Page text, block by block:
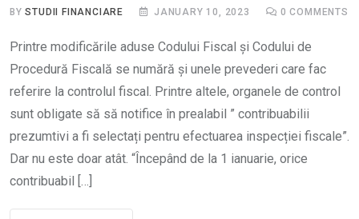
BYSTUDII FINANCIARE JANUARY 10, 2023 0 COMMENTS
Printre modificările aduse Codului Fiscal și Codului de
Procedură Fiscală se numără și unele prevederi care fac
referire la controlul fiscal. Printre altele, organele de control
sunt obligate să să notifice în prealabil ” contribuabilii
prezumtivi a fi selectați pentru efectuarea inspecției fiscale”.
Dar nu este doar atât. “Începând de la 1 ianuarie, orice
contribuabil […]